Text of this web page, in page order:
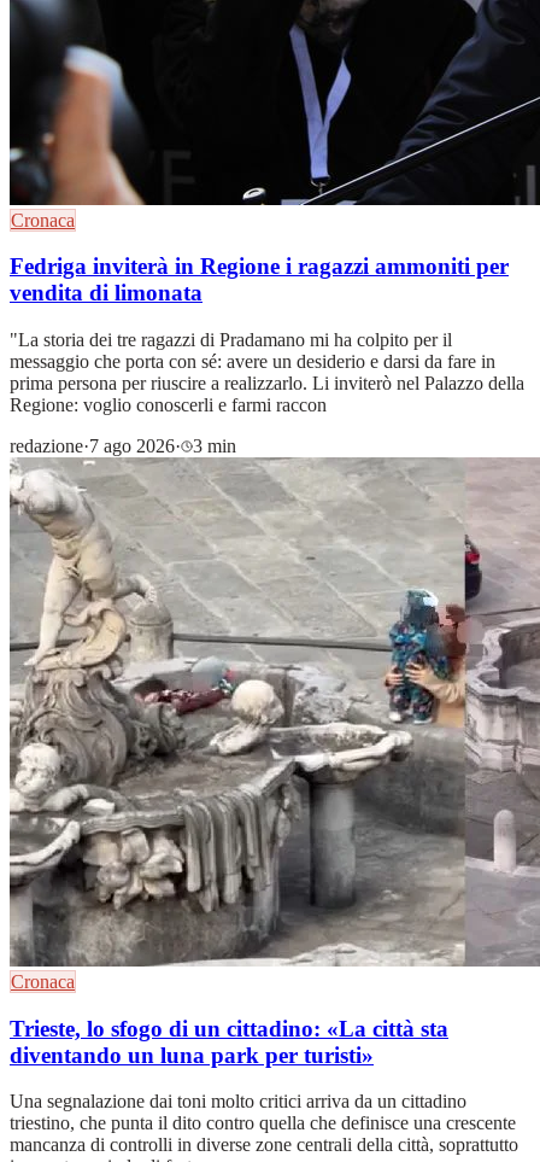
Cronaca
Fedriga inviterà in Regione i ragazzi ammoniti per
vendita di limonata
"La storia dei tre ragazzi di Pradamano mi ha colpito per il
messaggio che porta con sé: avere un desiderio e darsi da fare in
prima persona per riuscire a realizzarlo. Li inviterò nel Palazzo della
Regione: voglio conoscerli e farmi raccon
redazione·7 ago 2026· 3 min
Cronaca
Trieste, lo sfogo di un cittadino: «La città sta
diventando un luna park per turisti»
Una segnalazione dai toni molto critici arriva da un cittadino
triestino, che punta il dito contro quella che definisce una crescente
mancanza di controlli in diverse zone centrali della città, soprattutto